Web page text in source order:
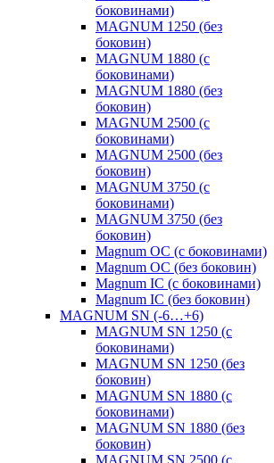
боковинами)
MAGNUM 1250 (без
боковин)
MAGNUM 1880 (с
боковинами)
MAGNUM 1880 (без
боковин)
MAGNUM 2500 (с
боковинами)
MAGNUM 2500 (без
боковин)
MAGNUM 3750 (с
боковинами)
MAGNUM 3750 (без
боковин)
Magnum OC (с боковинами)
Magnum OC (без боковин)
Magnum IC (с боковинами)
Magnum IC (без боковин)
MAGNUM SN (-6…+6)
MAGNUM SN 1250 (с
боковинами)
MAGNUM SN 1250 (без
боковин)
MAGNUM SN 1880 (с
боковинами)
MAGNUM SN 1880 (без
боковин)
MAGNUM SN 2500 (с